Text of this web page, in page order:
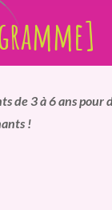
de 3 à 6 ans pour
!